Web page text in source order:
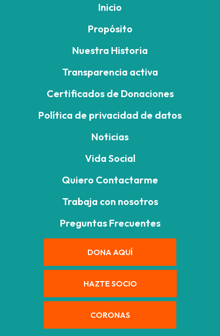
Inicio
Propósito
Nuestra Historia
Transparencia activa
Certificados de Donaciones
Política de privacidad de datos
Noticias
Vida Social
Quiero Contactarme
Trabaja con nosotros
Preguntas Frecuentes
DONA AQUÍ
HAZTE SOCIO
CORONAS